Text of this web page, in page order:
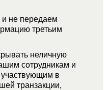
не передаем
третьим
неличную
сотрудникам и
в
транзакции,